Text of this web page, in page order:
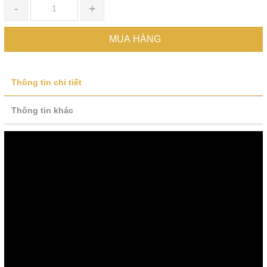
- +
MUA HÀNG
Thông tin chi tiết
Thông tin khác